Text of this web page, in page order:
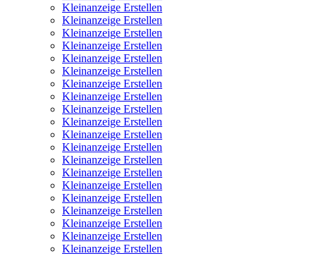
Kleinanzeige Erstellen
Kleinanzeige Erstellen
Kleinanzeige Erstellen
Kleinanzeige Erstellen
Kleinanzeige Erstellen
Kleinanzeige Erstellen
Kleinanzeige Erstellen
Kleinanzeige Erstellen
Kleinanzeige Erstellen
Kleinanzeige Erstellen
Kleinanzeige Erstellen
Kleinanzeige Erstellen
Kleinanzeige Erstellen
Kleinanzeige Erstellen
Kleinanzeige Erstellen
Kleinanzeige Erstellen
Kleinanzeige Erstellen
Kleinanzeige Erstellen
Kleinanzeige Erstellen
Kleinanzeige Erstellen